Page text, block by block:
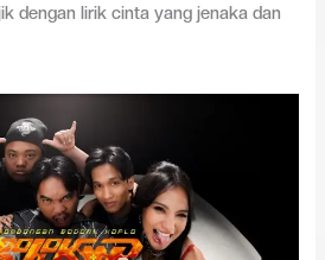
dengan lirik cinta yang jenaka dan